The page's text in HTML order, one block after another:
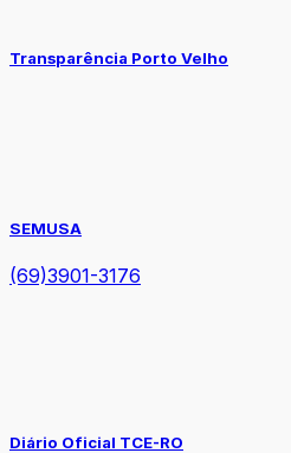
Transparência Porto Velho
SEMUSA
(69)3901-3176
Diário Oficial TCE-RO